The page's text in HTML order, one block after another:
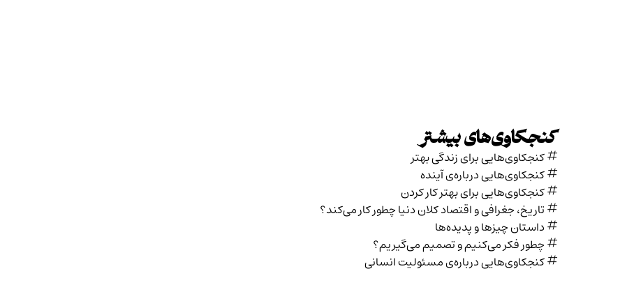
کنجکاوی‌های بیشتر
کنجکاوی‌هایی برای زندگی بهتر
کنجکاوی‌هایی درباره‌ی آينده
کنجکاوی‌هایی برای بهتر کار کردن
تاریخ،‌ جغرافی و اقتصاد کلان دنیا چطور کار می‌کند؟
داستان چیزها و پدیده‌ها
چطور فکر می‌کنیم و تصمیم می‌گیریم؟
کنجکاوی‌هایی درباره‌ی مسئولیت انسانی